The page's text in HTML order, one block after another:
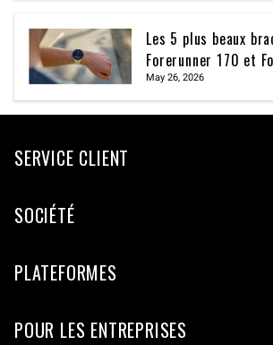
Les 5 plus beaux
Forerunner 170 et
May 26, 2026
SERVICE CLIENT
SOCIÉTÉ
PLATEFORMES
POUR LES ENTREPRISES